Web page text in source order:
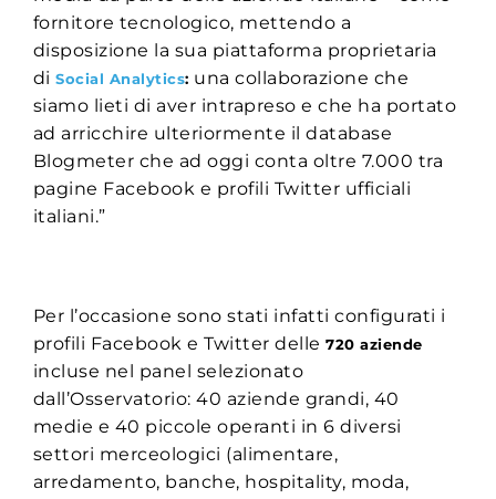
fornitore tecnologico, mettendo a
disposizione la sua piattaforma proprietaria
diSocial Analytics: una collaborazione che
siamo lieti di aver intrapreso e che ha portato
ad arricchire ulteriormente il database
Blogmeter che ad oggi conta oltre 7.000 tra
pagine Facebook e profili Twitter ufficiali
italiani.”
Per l’occasione sono stati infatti configurati i
profili Facebook e Twitter delle720 aziende
incluse nel panel selezionato
dall’Osservatorio: 40 aziende grandi, 40
medie e 40 piccole operanti in 6 diversi
settori merceologici (alimentare,
arredamento, banche, hospitality, moda,